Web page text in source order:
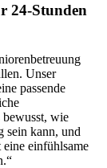
24-Stunden
Unser
passende
bewusst, wie
sein kann, und
einfühlsame